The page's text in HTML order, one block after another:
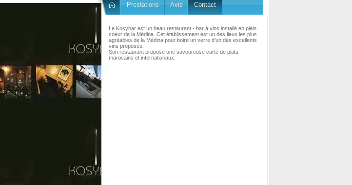
Prestations Avis Contact
Le Kosybar est un beau restaurant - bar à vins installé en plein
coeur de la Médina. Cet établissement est un des lieux les plus
agréables de la Médina pour boire un verre d'un des excellents
vins proposés.
Son restaurant propose une savoureuse carte de plats
marocains et internationaux.